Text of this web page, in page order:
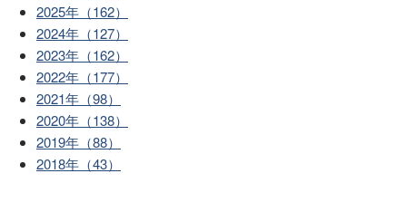
2025年（162）
2024年（127）
2023年（162）
2022年（177）
2021年（98）
2020年（138）
2019年（88）
2018年（43）